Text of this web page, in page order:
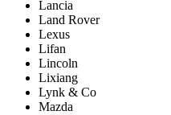
Lancia
Land Rover
Lexus
Lifan
Lincoln
Lixiang
Lynk & Co
Mazda